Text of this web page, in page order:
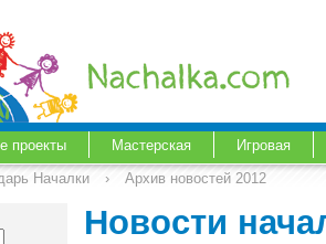
проекты Мастерская
Игровая
Началки › Архив новостей 2012
Новости